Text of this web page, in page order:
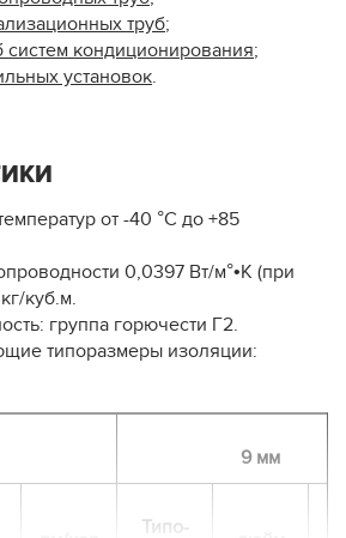
труб;
систем кондиционирования;
установок.
от -40 °С до +85
0,0397 Вт/м°•К (при
куб.м.
группа горючести Г2.
типоразмеры изоляции:
9 мм
Типо-